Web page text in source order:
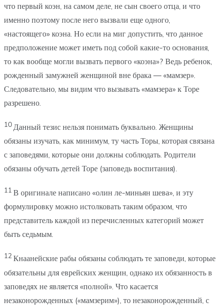
что первый коэн, на самом деле, не сын своего отца, и что
именно поэтому после него вызвали еще одного,
«настоящего» коэна. Но если на миг допустить, что данное
предположение может иметь под собой какие-то основания,
то как вообще могли вызвать первого «коэна»? Ведь ребенок,
рожденный замужней женщиной вне брака — «мамзер».
Следовательно, мы видим что вызывать «мамзера» к Торе
разрешено.
10Данный тезис нельзя понимать буквально. Женщины
обязаны изучать, как минимум, ту часть Торы, которая связана
с заповедями, которые они должны соблюдать. Родители
обязаны обучать детей Торе (заповедь воспитания).
11 В оригинале написано «олин ле-миньян шева», и эту
формулировку можно истолковать таким образом, что
представитель каждой из перечисленных категорий может
быть седьмым.
12Кнаанейские рабы обязаны соблюдать те заповеди, которые
обязательны для еврейских женщин, однако их обязанность в
заповедях не является «полной». Что касается
незаконорожденных («мамзерим»), то незаконорожденный, с